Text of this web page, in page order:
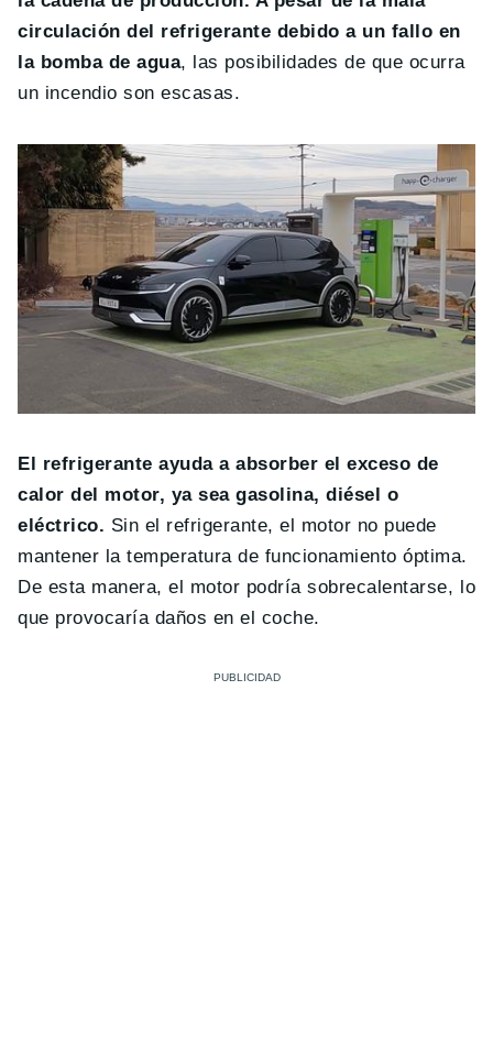
circulación del refrigerante debido a un fallo en
la bomba de agua, las posibilidades de que ocurra
un incendio son escasas.
El refrigerante ayuda a absorber el exceso de
calor del motor, ya sea gasolina, diésel o
eléctrico. Sin el refrigerante, el motor no puede
mantener la temperatura de funcionamiento óptima.
De esta manera, el motor podría sobrecalentarse, lo
que provocaría daños en el coche.